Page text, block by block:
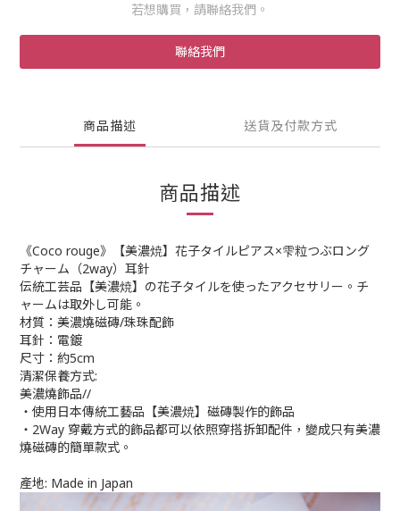
若想購買，請聯絡我們。
聯絡我們
商品描述 送貨及付款方式
商品描述
《Coco rouge》【美濃焼】花子タイルピアス×雫粒つぶロング
チャーム（2way）耳針
伝統工芸品【美濃焼】の花子タイルを使ったアクセサリー。チ
ャームは取外し可能。
材質：美濃燒磁磚/珠珠配飾
耳針：電鍍
尺寸：約5cm
清潔保養方式:
美濃燒飾品//
・使用日本傳統工藝品【美濃焼】磁磚製作的飾品
・2Way 穿戴方式的飾品都可以依照穿搭拆卸配件，變成只有美濃
燒磁磚的簡單款式。
產地: Made in Japan